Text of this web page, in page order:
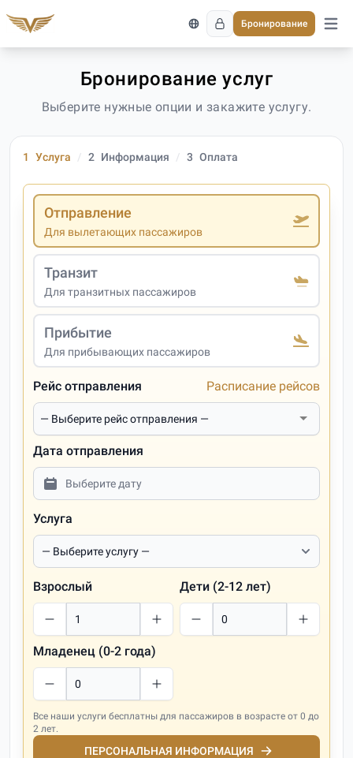
Бронирование
Бронирование услуг
Выберите нужные опции и закажите услугу.
1 Услуга 2 Информация 3 Оплата
Отправление
Для вылетающих пассажиров
Транзит
Для транзитных пассажиров
Прибытие
Для прибывающих пассажиров
Рейс отправления Расписание рейсов
Дата отправления
Услуга
Взрослый Дети (2-12 лет)
Младенец (0-2 года)
Все наши услуги бесплатны для пассажиров в возрасте от 0 до
2 лет.
ПЕРСОНАЛЬНАЯ ИНФОРМАЦИЯ